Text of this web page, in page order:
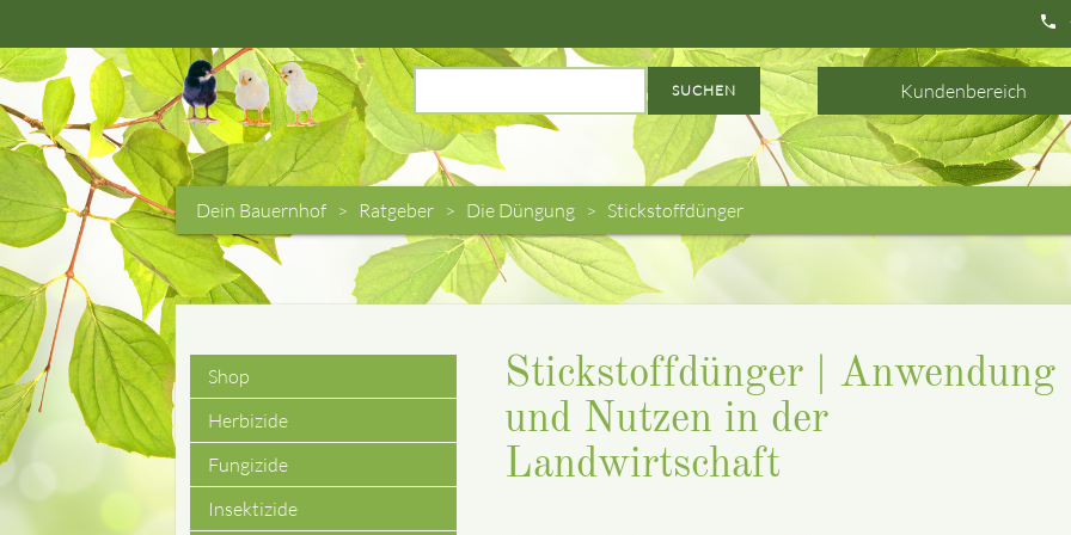
phone
SUCHEN Kundenbereich
Dein Bauernhof Ratgeber Die Düngung Stickstoffdünger
Stickstoffdünger | Anwendung
und Nutzen in der
Landwirtschaft
Navigation
überspringen
Shop
Herbizide
Fungizide
Insektizide